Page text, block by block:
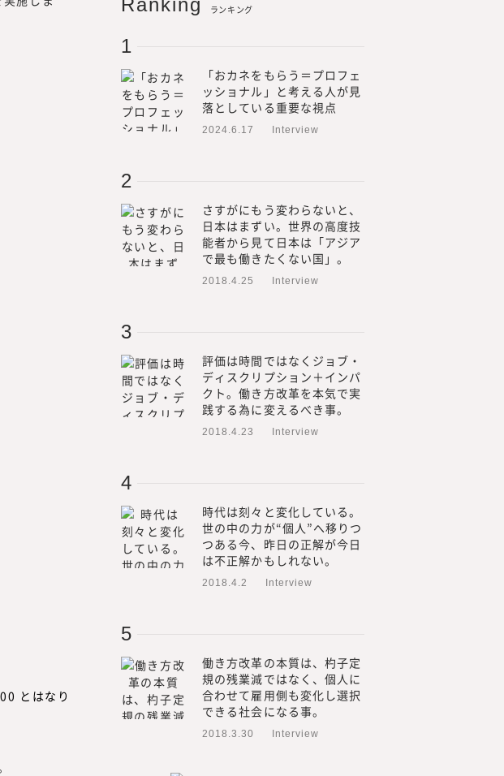
合研究所』を運営する株式会社みらいワークス
の為に挑戦する人を増やす」をミッション、
ル人材が挑戦するエコシステムを創造する」を
生100年時代に、プロフェッショナル人材が、
、正社員」といった働き方や働く場所、働く目
の機会提供とその挑戦の支援を行うための事業
フェッショナル人材の働き方やキャリアに関す
』にて、プロフェッショナル人材の働き方や
いての情報を提供してきました。
ンスや副業といった外部プロフェッショナル人材
いての調査・研究も行い、情報を提供していく
プンイノベーションやリスキリングに関するお問
いも増えていることから、このたび、『みらいワ
』にて、外部人材活用や新規事業、人的資本経営
ステナビリティに関する調査・研究、情報を提
した。国内最大級のプロフェッショナル人材のた
ームとして、多くのプロフェッショナル人材の働
プロフェッショナル人材の採用・活用を見てきた
ットな目線で「本当に必要とされる情報」を提
っております。
る情報」を提供するためには、われわれが欲し
とはなり
ランキング
「おカネをもらう＝プロフェ
ッショナル」と考える人が見
落としている重要な視点
2024.6.17 Interview
さすがにもう変わらないと、
日本はまずい。世界の高度技
能者から見て日本は「アジア
で最も働きたくない国」。
2018.4.25 Interview
評価は時間ではなくジョブ・
ディスクリプション＋インパ
クト。働き方改革を本気で実
践する為に変えるべき事。
2018.4.23 Interview
時代は刻々と変化している。
世の中の力が“個人”へ移りつ
つある今、昨日の正解が今日
は不正解かもしれない。
2018.4.2 Interview
働き方改革の本質は、杓子定
規の残業減ではなく、個人に
合わせて雇用側も変化し選択
できる社会になる事。
2018.3.30 Interview